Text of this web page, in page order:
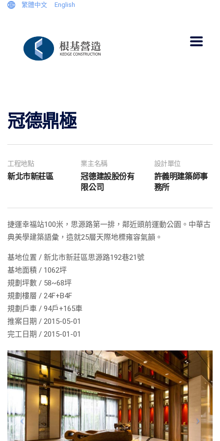
繁體中文 English
冠德鼎極
工程地點
新北市新莊區
業主名稱
冠德建設股份有
限公司
設計單位
許義明建築師事
務所
捷運幸福站100米，思源路第一排，鄰近頭前運動公園。中華古
典美學建築語彙，造就25層天際地標雍容氣韻。
基地位置 / 新北市新莊區思源路192巷21號
基地面積 / 1062坪
規劃坪數 / 58~68坪
規劃樓層 / 24F+B4F
規劃戶車 / 94戶+165車
推案日期 / 2015-05-01
完工日期 / 2015-01-01